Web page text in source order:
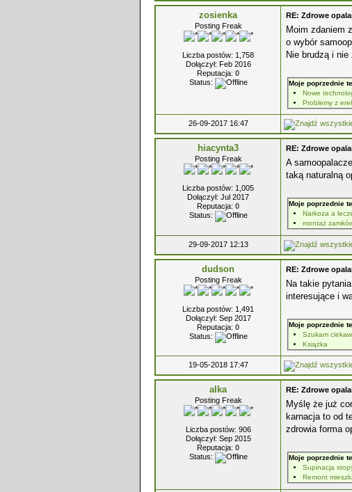
zosienka
Posting Freak
Liczba postów: 1,758
Dołączył: Feb 2016
Reputacja: 0
Status:
RE: Zdrowe
Moim zdaniem
o wybór
Nie brudzą i nie
Moje poprzednie
Nowe
Problemy z
26-09-2017 16:47
hiacynta3
Posting Freak
Liczba postów: 1,005
Dołączył: Jul 2017
Reputacja: 0
Status:
RE: Zdrowe
A
taką naturalną
Moje poprzednie
Narkoza a
montaż
29-09-2017 12:13
dudson
Posting Freak
Liczba postów: 1,491
Dołączył: Sep 2017
Reputacja: 0
Status:
RE: Zdrowe
Na takie
interesujące i
Moje poprzednie
Szukam
Książka
19-05-2018 17:47
alka
Posting Freak
Liczba postów: 906
Dołączył: Sep 2015
Reputacja: 0
Status:
RE: Zdrowe
Myślę że już
karnacja to od
zdrowia forma
Moje poprzednie
Supinacja
Remont